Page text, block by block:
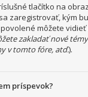
tlačítko na
zaregistrovať, kým
môžete
zakladať nové
v tomto fóre, atď.).
príspevok?